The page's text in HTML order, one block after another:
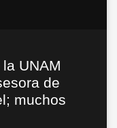
UNAM
de
muchos